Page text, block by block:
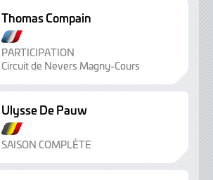
Thomas Compain
B
e
l
g
PARTICIPATION
Circuit de Nevers Magny-Cours
Ulysse De Pauw
B
e
SAISON COMPLÈTE